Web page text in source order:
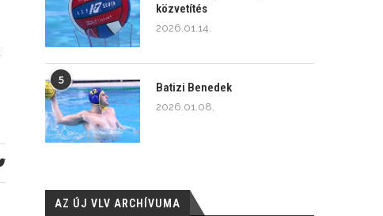
közvetítés
2026.01.14.
5
Batizi Benedek
2026.01.08.
AZ ÚJ VLV ARCHÍVUMA